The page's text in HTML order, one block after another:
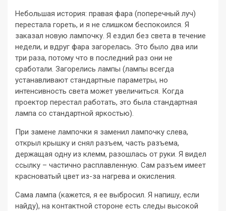
Небольшая история: правая фара (поперечный луч)
перестала гореть, и я не слишком беспокоился. Я
заказал новую лампочку. Я ездил без света в течение
недели, и вдруг фара загорелась. Это было два или
три раза, потому что в последний раз они не
сработали. Загорелись лампы (лампы всегда
устанавливают стандартные параметры, но
интенсивность света может увеличиться. Когда
проектор перестал работать, это была стандартная
лампа со стандартной яркостью).
При замене лампочки я заменил лампочку слева,
открыл крышку и снял разъем, часть разъема,
держащая одну из клемм, разошлась от руки. Я видел
ссылку – частично расплавленную. Сам разъем имеет
красноватый цвет из-за нагрева и окисления.
Сама лампа (кажется, я ее выбросил. Я напишу, если
найду), на контактной стороне есть следы высокой